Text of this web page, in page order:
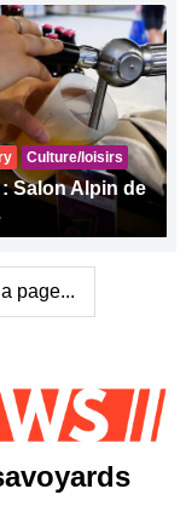
Culture/loisirs
Salon Alpin de
page...